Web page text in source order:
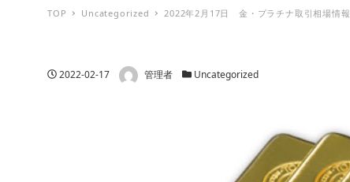
TOP Uncategorized 2022年2月17日 金・プラチナ取引相場情報
投稿日
2022-02-17 著者 管理者 カテゴリー
Uncategorized